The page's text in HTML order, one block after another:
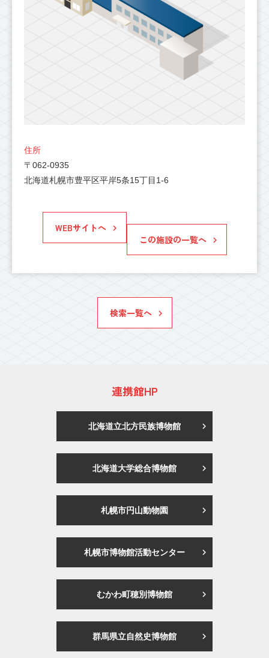
住所
〒062-0935
北海道札幌市豊平区平岸5条15丁目1-6
WEBサイトへ
この施設の一覧へ
検索一覧へ
連携館HP
北海道立北方民族博物館
北海道大学総合博物館
札幌市円山動物園
札幌市博物館活動センター
むかわ町穂別博物館
群馬県立自然史博物館